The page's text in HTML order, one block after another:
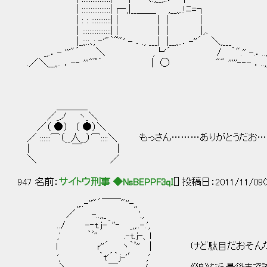
| ::::::::::::::::|┌‐,|__＿＿ ,__,,..!ﾆ=┐
| : : :::::::::::| | | | |
| ::::::::::::::::| | | | |,､
|_;;::､; ‐'"｀~"' - ．., ___| |__,,..．-''´ ＼,___
_,.．- '''"´ ＼ ,└'´ / ｀".'' -.．
.／＼__,,.. ．-‐ '''"~´ | ◯ "" '''''‐‐- ．
／_ノ ヽ_＼
／（ ●） （ ●）＼
／ ::::::⌒（__人__）⌒::::＼ もっさん………ありがとうだ
＼ ／
947 名前： サイトウ刑事 ◆NsBEPPF3qI [] 投稿日：2011/11/
,,..-''"´￣￣"''-,,
／ -..,,_ '.,
../ -‐t.j-｀''‐ _,,..-.',
,' ｀ﾞ'' .‐t.j-、l
l r''´ ヽ｀ﾞ'' | けど駄目だおそんな弱
', ｀t'´｀j-'′ ,'